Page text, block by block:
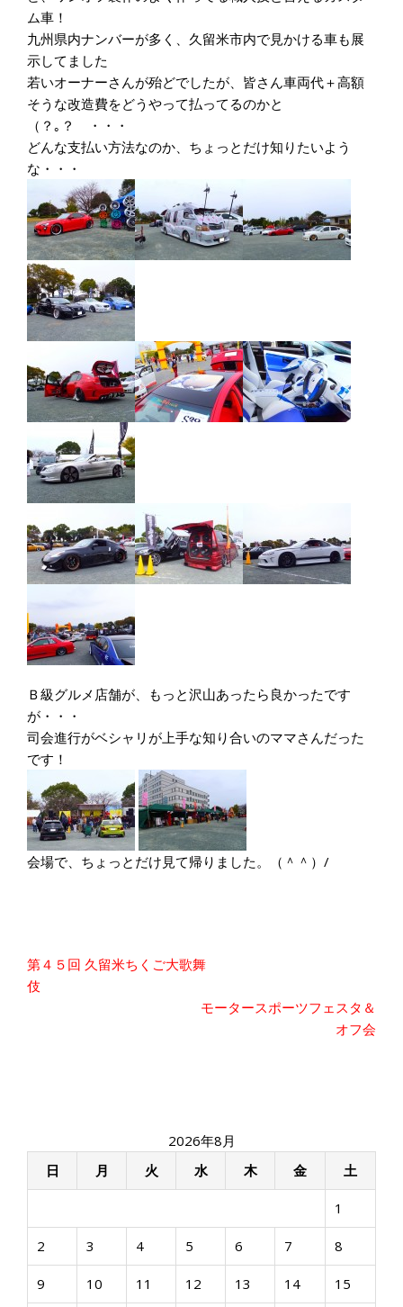
ム車！
九州県内ナンバーが多く、久留米市内で見かける車も展
示してました
若いオーナーさんが殆どでしたが、皆さん車両代＋高額
そうな改造費をどうやって払ってるのかと
（？｡？ゞ・・・
どんな支払い方法なのか、ちょっとだけ知りたいよう
な・・・
Ｂ級グルメ店舗が、もっと沢山あったら良かったです
が・・・
司会進行がベシャリが上手な知り合いのママさんだった
です！
会場で、ちょっとだけ見て帰りました。（＾＾）/
投
稿
第４５回 久留米ちくご大歌舞
伎
モータースポーツフェスタ＆
オフ会
2026年8月
日
月 火 水 木 金 土
1
2 3 4 5 6 7 8
9 10 11 12 13 14 15